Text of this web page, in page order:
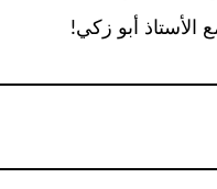
الأستاذ أبو زكي!